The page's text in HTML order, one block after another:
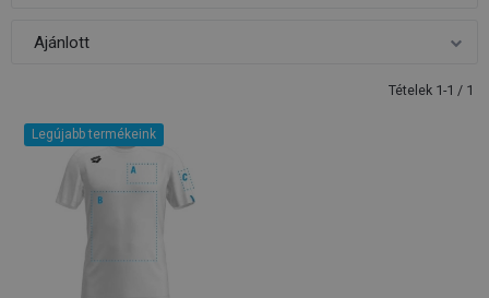
Tételek 1-1 / 1
Legújabb termékeink